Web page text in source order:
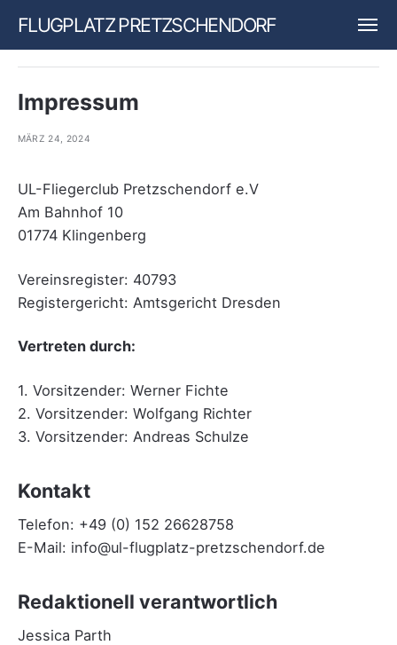
FLUGPLATZ PRETZSCHENDORF
Impressum
MÄRZ 24, 2024
UL-Fliegerclub Pretzschendorf e.V
Am Bahnhof 10
01774 Klingenberg
Vereinsregister: 40793
Registergericht: Amtsgericht Dresden
Vertreten durch:
1. Vorsitzender: Werner Fichte
2. Vorsitzender: Wolfgang Richter
3. Vorsitzender: Andreas Schulze
Kontakt
Telefon: +49 (0) 152 26628758
E-Mail: info@ul-flugplatz-pretzschendorf.de
Redaktionell verantwortlich
Jessica Parth